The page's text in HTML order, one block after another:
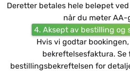
Deretter betales hele beløpet
når du møter AA-
4. Aksept av bestilling og
Hvis vi godtar
bekreftelsesfaktura. Se
bestillingsbekreftelsen for